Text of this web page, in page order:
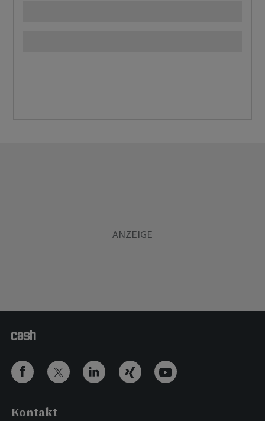
Kontakt